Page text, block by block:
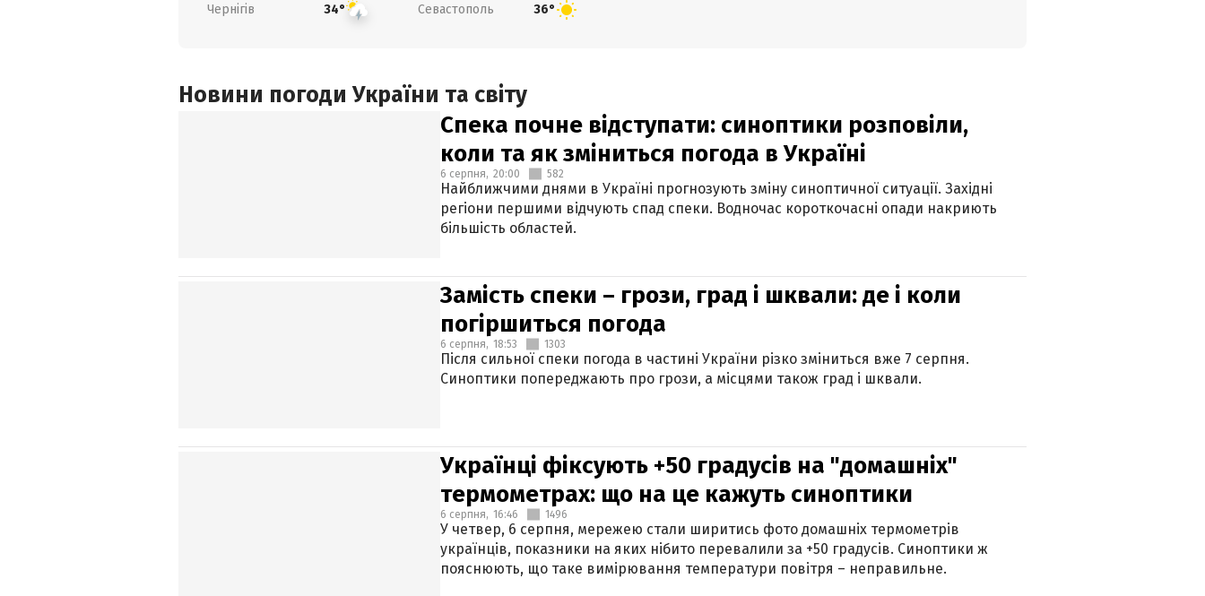
Чернігів 34° Севастополь 36°
Новини погоди України та світу
Спека почне відступати: синоптики розповіли,
коли та як зміниться погода в Україні
6 серпня, 20:00 582
Найближчими днями в Україні прогнозують зміну синоптичної ситуації. Західні
регіони першими відчують спад спеки. Водночас короткочасні опади накриють
більшість областей.
Замість спеки – грози, град і шквали: де і коли
погіршиться погода
6 серпня, 18:53 1303
Після сильної спеки погода в частині України різко зміниться вже 7 серпня.
Синоптики попереджають про грози, а місцями також град і шквали.
Українці фіксують +50 градусів на "домашніх"
термометрах: що на це кажуть синоптики
6 серпня, 16:46 1496
У четвер, 6 серпня, мережею стали ширитись фото домашніх термометрів
українців, показники на яких нібито перевалили за +50 градусів. Синоптики ж
пояснюють, що таке вимірювання температури повітря – неправильне.